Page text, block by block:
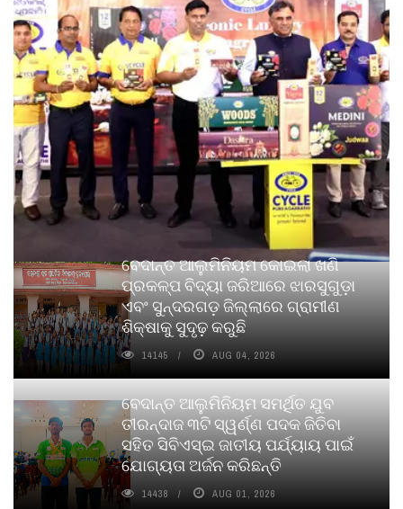
ବେଦାନ୍ତ ଆଲୁମିନିୟମ କୋଇଲା ଖଣି
ପ୍ରକଳ୍ପ ବିଦ୍ୟା ଜରିଆରେ ଝାରସୁଗୁଡ଼ା
ଏବଂ ସୁନ୍ଦରଗଡ଼ ଜିଲ୍ଲାରେ ଗ୍ରାମୀଣ
ଶିକ୍ଷାକୁ ସୁଦୃଢ଼ କରୁଛି
14145 AUG 04, 2026
ବେଦାନ୍ତ ଆଲୁମିନିୟମ ସମର୍ଥିତ ଯୁବ
ତୀରନ୍ଦାଜ ୩ଟି ସ୍ୱର୍ଣ୍ଣ ପଦକ ଜିତିବା
ସହିତ ସିବିଏସ୍ଇ ଜାତୀୟ ପର୍ଯ୍ୟାୟ ପାଇଁ
ଯୋଗ୍ୟତା ଅର୍ଜନ କରିଛନ୍ତି
14438 AUG 01, 2026